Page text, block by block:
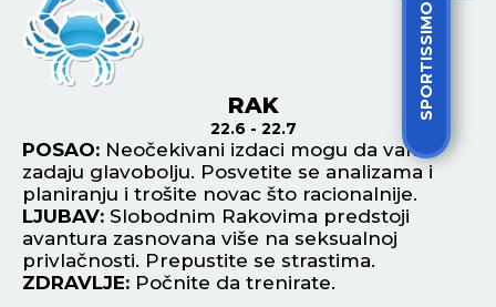
SPORTISSIMO
RAK
22.6 - 22.7
POSAO: Neočekivani izdaci mogu da vam
zadaju glavobolju. Posvetite se analizama i
planiranju i trošite novac što racionalnije.
LJUBAV: Slobodnim Rakovima predstoji
avantura zasnovana više na seksualnoj
privlačnosti. Prepustite se strastima.
ZDRAVLJE: Počnite da trenirate.